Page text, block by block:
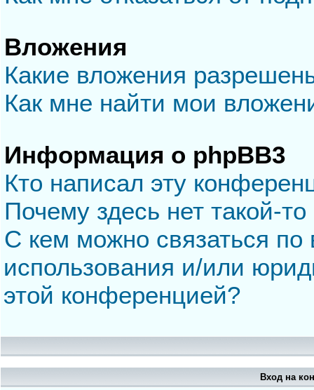
Вложения
Какие вложения
Как мне найти мои
Информация о phpBB3
Кто написал эту
Почему здесь нет такой-
С кем можно связаться по
использования и/или
этой конференцией?
Вход на